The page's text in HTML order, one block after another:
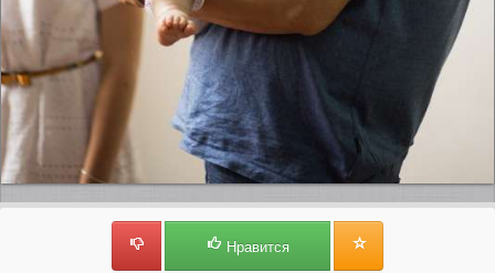
Нравится